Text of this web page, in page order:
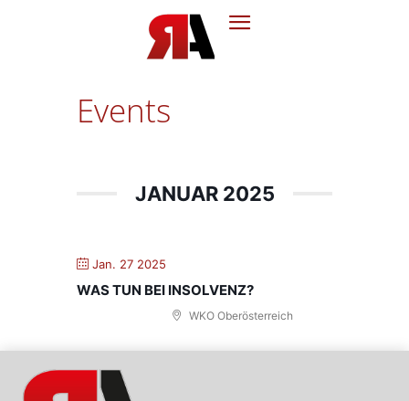
Events
JANUAR 2025
Jan. 27 2025
WAS TUN BEI INSOLVENZ?
WKO Oberösterreich